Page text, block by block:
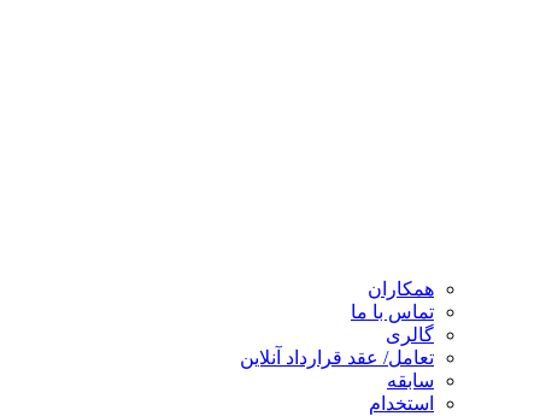
همکاران
تماس با ما
گالری
تعامل/ عقد قرارداد آنلاین
سابقه
استخدام